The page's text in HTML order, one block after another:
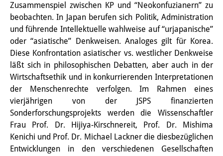
デジタル・トランスフォーメー
ション
研究クラスター
トランスリージョナル・ジャパ
ン
知識ラボ
知識生産と知識インフラ
その他のプロジェクト
Zusammenspiel zwischen KP und “Neokonfuzianern” zu
beobachten. In Japan berufen sich Politik, Administration
und führende Intellektuelle wahlweise auf “urjapanische”
oder “asiatische” Denkweisen. Analoges gilt für Korea.
Diese Konfrontation asiatischer vs. westlicher Denkweise
läßt sich in philosophischen Debatten, aber auch in der
Wirtschaftsethik und in konkurrierenden Interpretationen
der Menschenrechte verfolgen. Im Rahmen eines
vierjährigen von der JSPS finanzierten
Sonderforschungsprojekts werden die Wissenschaftler
Frau Prof. Dr. Hijiya-Kirschnereit, Prof. Dr. Mishima
Kenichi und Prof. Dr. Michael Lackner die diesbezüglichen
Entwicklungen in den verschiedenen Gesellschaften